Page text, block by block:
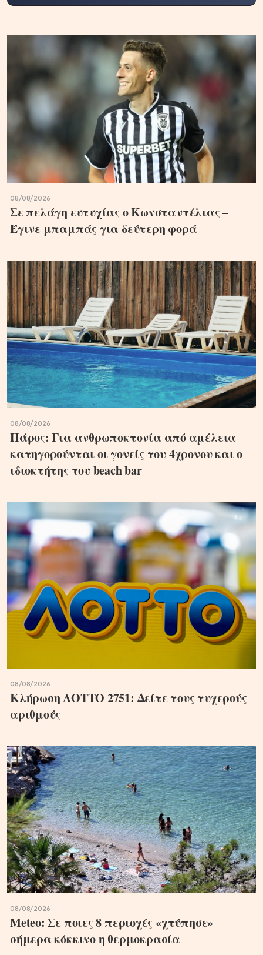
08/08/2026
Σε πελάγη ευτυχίας ο Κωνσταντέλιας –
Έγινε μπαμπάς για δεύτερη φορά
08/08/2026
Πάρος: Για ανθρωποκτονία από αμέλεια
κατηγορούνται οι γονείς του 4χρονου και ο
ιδιοκτήτης του beach bar
08/08/2026
Κλήρωση ΛΟΤΤΟ 2751: Δείτε τους τυχερούς
αριθμούς
08/08/2026
Meteo: Σε ποιες 8 περιοχές «χτύπησε»
σήμερα κόκκινο η θερμοκρασία